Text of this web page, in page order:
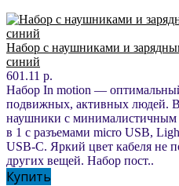
Набор с наушниками и
синий
601.11 р.
Набор In motion —
подвижных, активных людей.
наушники с минималистичным
в 1 с разъемами micro USB,
USB-C. Яркий цвет кабеля не
других вещей. Набор пост..
Купить